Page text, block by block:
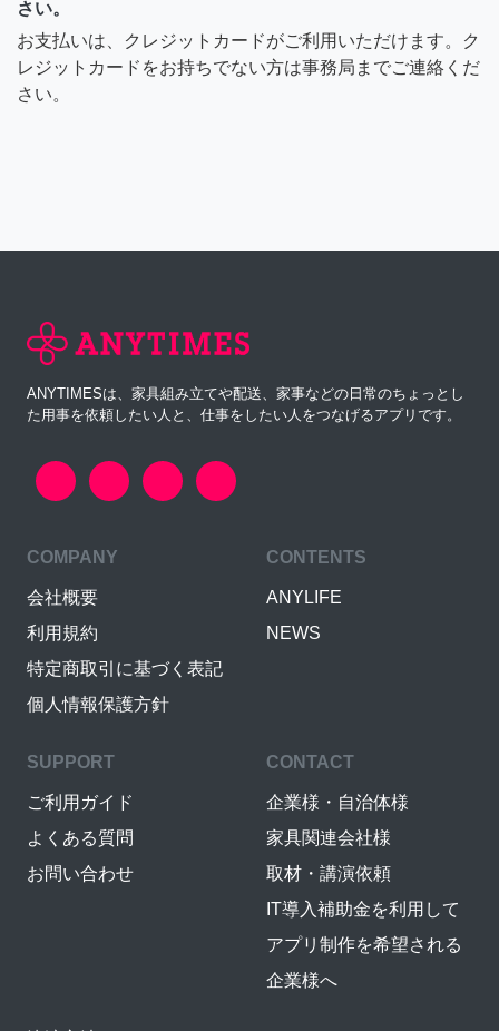
さい。
お支払いは、クレジットカードがご利用いただけます。ク
レジットカードをお持ちでない方は事務局までご連絡くだ
さい。
ANYTIMESは、家具組み立てや配送、家事などの日常のちょっとし
た用事を依頼したい人と、仕事をしたい人をつなげるアプリです。
COMPANY
会社概要
利用規約
特定商取引に基づく表記
個人情報保護方針
CONTENTS
ANYLIFE
NEWS
SUPPORT
ご利用ガイド
よくある質問
お問い合わせ
CONTACT
企業様・自治体様
家具関連会社様
取材・講演依頼
IT導入補助金を利用して
アプリ制作を希望される
企業様へ